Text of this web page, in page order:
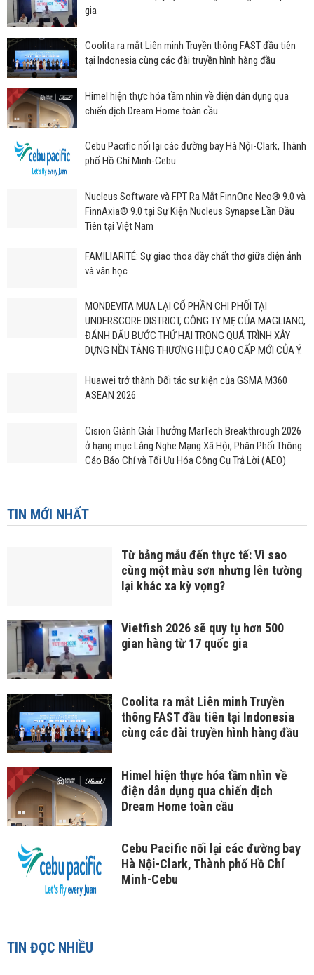
gia
Coolita ra mắt Liên minh Truyền thông FAST đầu tiên
tại Indonesia cùng các đài truyền hình hàng đầu
Himel hiện thực hóa tầm nhìn về điện dân dụng qua
chiến dịch Dream Home toàn cầu
Cebu Pacific nối lại các đường bay Hà Nội-Clark, Thành
phố Hồ Chí Minh-Cebu
Nucleus Software và FPT Ra Mắt FinnOne Neo® 9.0 và
FinnAxia® 9.0 tại Sự Kiện Nucleus Synapse Lần Đầu
Tiên tại Việt Nam
FAMILIARITÉ: Sự giao thoa đầy chất thơ giữa điện ảnh
và văn học
MONDEVITA MUA LẠI CỔ PHẦN CHI PHỐI TẠI
UNDERSCORE DISTRICT, CÔNG TY MẸ CỦA MAGLIANO,
ĐÁNH DẤU BƯỚC THỨ HAI TRONG QUÁ TRÌNH XÂY
DỰNG NỀN TẢNG THƯƠNG HIỆU CAO CẤP MỚI CỦA Ý.
Huawei trở thành Đối tác sự kiện của GSMA M360
ASEAN 2026
Cision Giành Giải Thưởng MarTech Breakthrough 2026
ở hạng mục Lắng Nghe Mạng Xã Hội, Phân Phối Thông
Cáo Báo Chí và Tối Ưu Hóa Công Cụ Trả Lời (AEO)
TIN MỚI NHẤT
Từ bảng mẫu đến thực tế: Vì sao
cùng một màu sơn nhưng lên tường
lại khác xa kỳ vọng?
Vietfish 2026 sẽ quy tụ hơn 500
gian hàng từ 17 quốc gia
Coolita ra mắt Liên minh Truyền
thông FAST đầu tiên tại Indonesia
cùng các đài truyền hình hàng đầu
Himel hiện thực hóa tầm nhìn về
điện dân dụng qua chiến dịch
Dream Home toàn cầu
Cebu Pacific nối lại các đường bay
Hà Nội-Clark, Thành phố Hồ Chí
Minh-Cebu
TIN ĐỌC NHIỀU